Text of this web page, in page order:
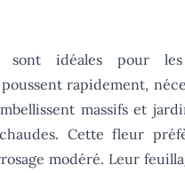
sont idéales pour
rapidement,
massifs et
Cette fleur
modéré. Leur